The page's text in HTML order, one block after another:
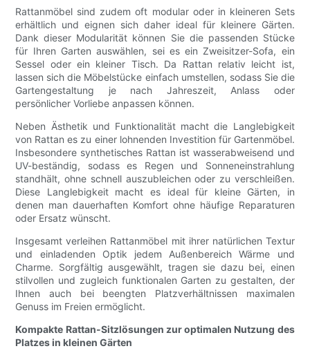
Rattanmöbel sind zudem oft modular oder in kleineren Sets
erhältlich und eignen sich daher ideal für kleinere Gärten.
Dank dieser Modularität können Sie die passenden Stücke
für Ihren Garten auswählen, sei es ein Zweisitzer-Sofa, ein
Sessel oder ein kleiner Tisch. Da Rattan relativ leicht ist,
lassen sich die Möbelstücke einfach umstellen, sodass Sie die
Gartengestaltung je nach Jahreszeit, Anlass oder
persönlicher Vorliebe anpassen können.
Neben Ästhetik und Funktionalität macht die Langlebigkeit
von Rattan es zu einer lohnenden Investition für Gartenmöbel.
Insbesondere synthetisches Rattan ist wasserabweisend und
UV-beständig, sodass es Regen und Sonneneinstrahlung
standhält, ohne schnell auszubleichen oder zu verschleißen.
Diese Langlebigkeit macht es ideal für kleine Gärten, in
denen man dauerhaften Komfort ohne häufige Reparaturen
oder Ersatz wünscht.
Insgesamt verleihen Rattanmöbel mit ihrer natürlichen Textur
und einladenden Optik jedem Außenbereich Wärme und
Charme. Sorgfältig ausgewählt, tragen sie dazu bei, einen
stilvollen und zugleich funktionalen Garten zu gestalten, der
Ihnen auch bei beengten Platzverhältnissen maximalen
Genuss im Freien ermöglicht.
Kompakte Rattan-Sitzlösungen zur optimalen Nutzung des
Platzes in kleinen Gärten